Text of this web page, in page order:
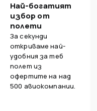
Най-богатият
избор от
полети
За секунди
откриваме най-
удобния за теб
полет из
офертите на над
500 авиокомпании.